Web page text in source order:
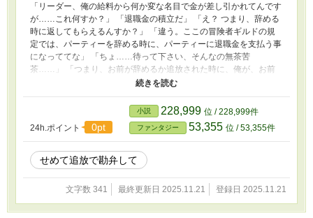
当の狂人の一人称視点で描いた不謹慎ギャグです。 その手のモノ
が苦手な方は御注意下さい。 億が一と言うか京が一、こんな作品
を他メディア展開しようなんて頭が＠＃＄％企業さんが有りました
ら、その際は、関係者各位に対し、ちゃんと実績のある専門家によ
る定期的なメンタルケアを確実に実施していただくよう、お願いし
ます。
「リーダー、俺の給料から何か変な名目で金が差し引かれてんです
が……これ何すか？」 「退職金の積立だ」 「え？ つまり、辞める
時に返してもらえるんすか？」 「違う。ここの冒険者ギルドの規
定では、パーティーを辞める時に、パーティーに退職金を支払う事
になっててな」 「ちょ……待って下さい、そんなの無茶苦
茶……」 「つまり、お前が辞めるか追放された時に、俺が、お前
が積立てきた退職金をもらえるんだ」 「そ……そんな……雇った
時に言って下さいよ」 「何言ってる？ ウチは、まだ良心的だぞ。
酷い所になると、退職金を払えない元メンバーを人体実験用や生贄
用に売ってんだぞ。ほら、どう見ても明らかに処女っぽい女の子か
童貞っぽいガキが入って来たかと思うと、すぐに居なくなってるパ
ーティーが有るだろ、どことは言わんけど」
24h.ポイント 0pt
小説 228,999 位 / 228,999件
ファンタジー 53,355 位 / 53,355件
せめて追放で勘弁して
文字数 341 最終更新日 2025.11.21 登録日 2025.11.21